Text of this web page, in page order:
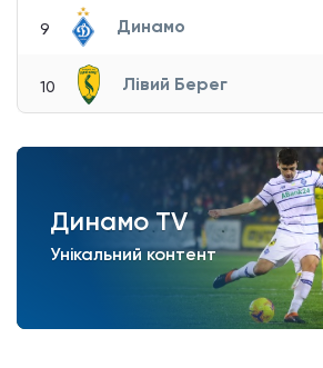
9 Динамо
10 Лівий Берег
Динамо TV
Унікальний контент